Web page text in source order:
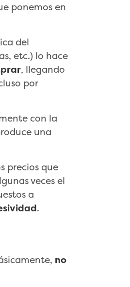
ponemos en
del
etc.) lo hace
, llegando
por
con la
una
precios que
veces el
a
.
no